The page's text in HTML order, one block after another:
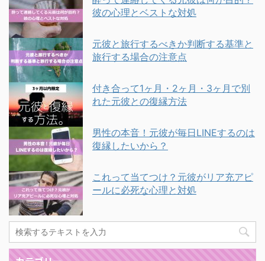
彼の心理とベストな対処
元彼と旅行するべきか判断する基準と
旅行する場合の注意点
付き合って1ヶ月・2ヶ月・3ヶ月で別
れた元彼との復縁方法
男性の本音！元彼が毎日LINEするのは
復縁したいから？
これって当てつけ？元彼がリア充アピ
ールに必死な心理と対処